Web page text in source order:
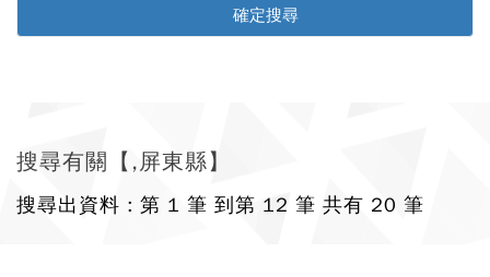
搜尋有關【,屏東縣】
搜尋出資料 : 第 1 筆 到第 12 筆 共有 20 筆